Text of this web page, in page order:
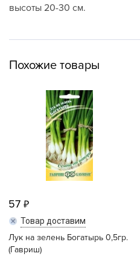
высоты 20-30 см.
Похожие товары
57
Товар доставим
Лук на зелень Богатырь 0,5гр.
(Гавриш)